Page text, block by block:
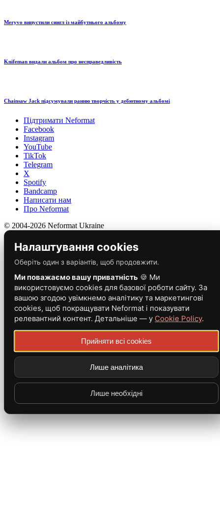
Meryvo випустили сингл із майбутнього альбому
Knifeman видали альбом про несправедливість
Chainsaw Jack підсумували ранню творчість у дебютному альбомі
Підтримати Neformat
Facebook
Instagram
YouTube
TikTok
Telegram
X
Spotify
Bandcamp
Написати нам
Про Neformat
© 2004-2026 Neformat Ukraine
Налаштування cookies
Оберіть один з варіантів, щоб продовжити.
Ми поважаємо вашу приватність 🍪 Ми
використовуємо cookies для базової роботи сайту. За
вашою згодою увімкнемо аналітику та маркетингові
cookies, щоб покращувати Neformat і показувати
релевантний контент. Детальніше — у Cookie Policy.
Прийняти всі cookies
Лише аналітика
Лише необхідні